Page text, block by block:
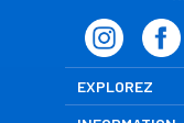
EXPLOREZ